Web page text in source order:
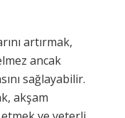
artırmak,
ancak
sağlayabilir.
akşam